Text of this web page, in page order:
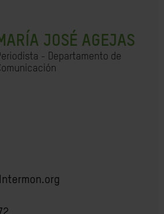
JOSÉ AGEJAS
- Departamento de